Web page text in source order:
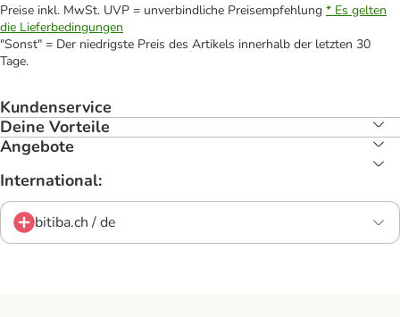
Preise inkl. MwSt. UVP = unverbindliche Preisempfehlung * Es gelten
die Lieferbedingungen
"Sonst" = Der niedrigste Preis des Artikels innerhalb der letzten 30
Tage.
Kundenservice
Deine Vorteile
Angebote
International:
bitiba.ch / de